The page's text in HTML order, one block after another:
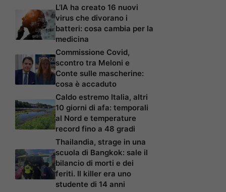
L’IA ha creato 16 nuovi
virus che divorano i
batteri: cosa cambia per la
medicina
Commissione Covid,
scontro tra Meloni e
Conte sulle mascherine:
cosa è accaduto
Caldo estremo Italia, altri
10 giorni di afa: temporali
al Nord e temperature
record fino a 48 gradi
Thailandia, strage in una
scuola di Bangkok: sale il
bilancio di morti e dei
feriti. Il killer era uno
studente di 14 anni